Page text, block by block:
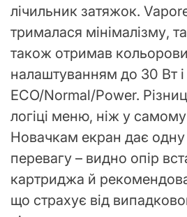
лічильник затяжок.
трималася мінімалізму,
також отримав
налаштуванням до 30 Вт
ECO/Normal/Power.
логіці меню, ніж у
Новачкам екран дає
перевагу – видно опір
картриджа й
що страхує від